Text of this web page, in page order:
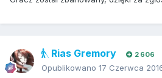
Rias Gremory 2 606
Opublikowano 17 Czerwca